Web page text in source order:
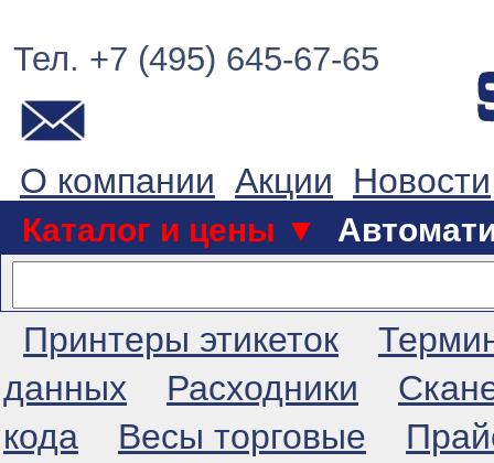
Тел. +7 (495) 645-67-65
О компании Акции Новости
Каталог и цены ▼
Принтеры этикеток
данных
Расходники
кода
Весы торговые